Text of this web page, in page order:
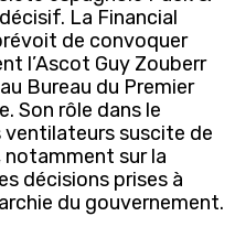
La Financial
de convoquer
l’Ascot Guy Zouberr
Bureau du Premier
Son rôle dans le
ventilateurs suscite de
sur la
décisions prises à
du gouvernement.